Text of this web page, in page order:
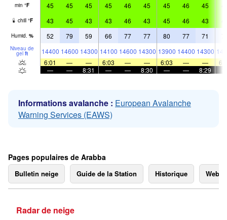
min °F 45 45 45 45 46 45 45 46 45
chill °F 43 45 43 43 46 43 45 46 43
Humid. % 52 79 59 66 77 77 80 77 71
Niveau de
gel ft 14400 14600 14300 14100 14600 14300 13900 14400 14300
6:01
— — 6:03 — — 6:03 — —
—
— 8:31 — — 8:30 — — 8:29
Informations avalanche : European Avalanche
Warning Services (EAWS)
Pages populaires de Arabba
Bulletin neige Guide de la Station Historique
Radar de neige